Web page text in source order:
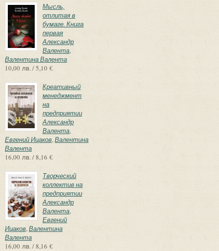
Мысль,
отлитая в
бумаге. Книга
первая
Александр
Валента,
Валентина Валента
10,00 лв. / 5,10 €
Креативный
менеджмент
на
предприятии
Александр
Валента,
Евгений Ицаков,Валентина
Валента
16,00 лв. / 8,16 €
Творческий
коллектив на
предприятии
Александр
Валента,
Евгений
Ицаков,Валентина
Валента
16,00 лв. / 8,16 €